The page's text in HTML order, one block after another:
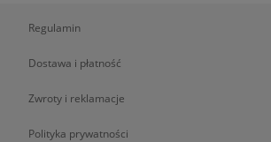
Regulamin
Dostawa i płatność
Zwroty i reklamacje
Polityka prywatności